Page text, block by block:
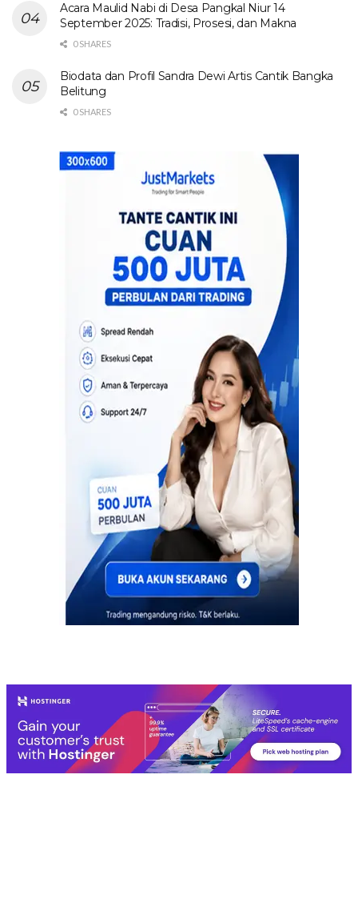
Acara Maulid Nabi di Desa Pangkal Niur 14
September 2025: Tradisi, Prosesi, dan Makna
0 SHARES
Biodata dan Profil Sandra Dewi Artis Cantik Bangka
Belitung
0 SHARES